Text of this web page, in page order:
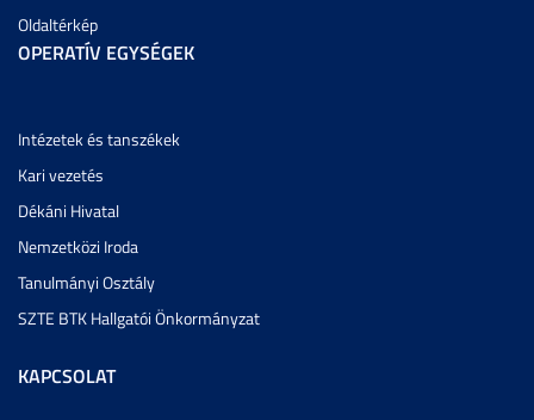
Oldaltérkép
OPERATÍV EGYSÉGEK
Intézetek és tanszékek
Kari vezetés
Dékáni Hivatal
Nemzetközi Iroda
Tanulmányi Osztály
SZTE BTK Hallgatói Önkormányzat
KAPCSOLAT